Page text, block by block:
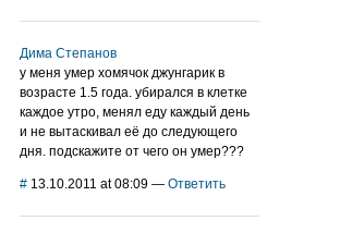
Дима Степанов
у меня умер хомячок джунгарик в
возрасте 1.5 года. убирался в клетке
каждое утро, менял еду каждый день
и не вытаскивал её до следующего
дня. подскажите от чего он умер???
# 13.10.2011 at 08:09 — Ответить